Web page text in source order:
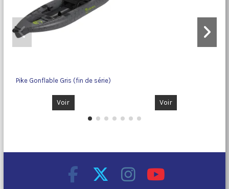
Pike Gonflable Gris (fin de série)
Voir Voir